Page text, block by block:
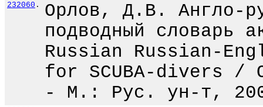
232060 .
Орлов, Д.В. Англо-
подводный словарь
Russian Russian-
for SCUBA-divers /
- М.: Рус. ун-т,